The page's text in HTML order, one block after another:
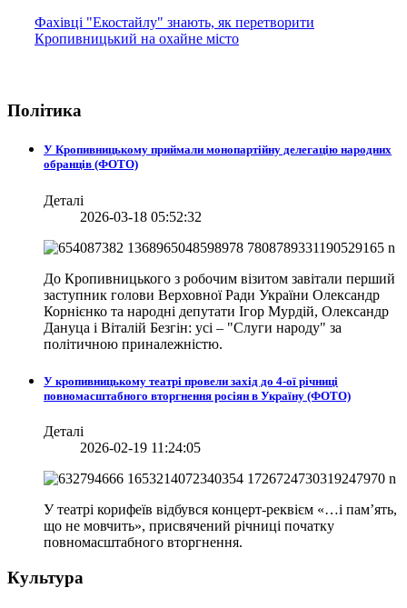
Фахівці "Екостайлу" знають, як перетворити
Кропивницький на охайне місто
Політика
У Кропивницькому приймали монопартійну делегацію народних
обранців (ФОТО)
Деталі
2026-03-18 05:52:32
До Кропивницького з робочим візитом завітали перший
заступник голови Верховної Ради України Олександр
Корнієнко та народні депутати Ігор Мурдій, Олександр
Дануца і Віталій Безгін: усі – "Слуги народу" за
політичною приналежністю.
У кропивницькому театрі провели захід до 4-ої річниці
повномасштабного вторгнення росіян в Україну (ФОТО)
Деталі
2026-02-19 11:24:05
У театрі корифеїв відбувся концерт-реквієм «…і пам’ять,
що не мовчить», присвячений річниці початку
повномасштабного вторгнення.
Культура